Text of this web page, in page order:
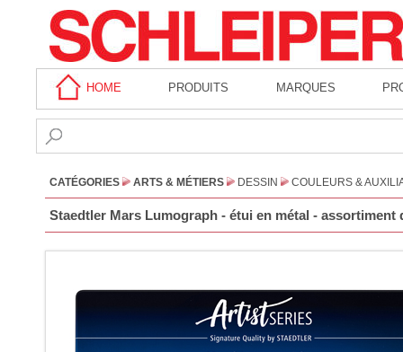
HOME PRODUITS MARQUES
CATÉGORIES ARTS & MÉTIERS DESSIN COULEURS &
Staedtler Mars Lumograph - étui en métal - assortiment